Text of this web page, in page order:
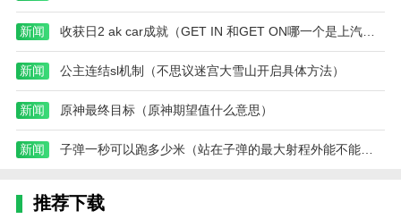
新闻 收获日2 ak car成就（GET IN 和GET ON哪一个是上汽车）
新闻 公主连结sl机制（不思议迷宫大雪山开启具体方法）
新闻 原神最终目标（原神期望值什么意思）
新闻 子弹一秒可以跑多少米（站在子弹的最大射程外能不能看见子弹落在脚下）
推荐下载